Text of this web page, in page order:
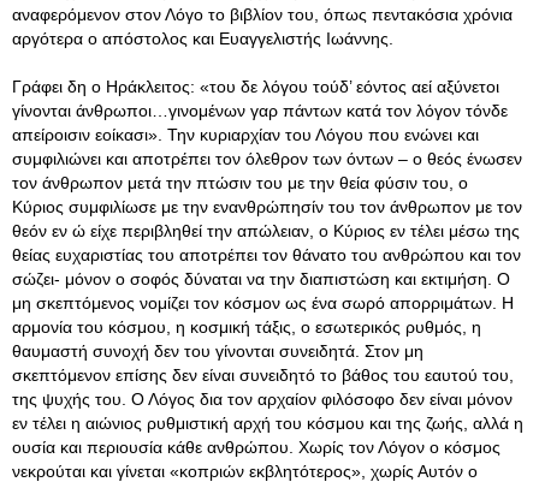
αναφερόμενον στον Λόγο το βιβλίον του, όπως πεντακόσια χρόνια
αργότερα ο απόστολος και Ευαγγελιστής Ιωάννης.
Γράφει δη ο Ηράκλειτος: «του δε λόγου τούδ’ εόντος αεί αξύνετοι
γίνονται άνθρωποι…γινομένων γαρ πάντων κατά τον λόγον τόνδε
απείροισιν εοίκασι». Την κυριαρχίαν του Λόγου που ενώνει και
συμφιλιώνει και αποτρέπει τον όλεθρον των όντων – ο θεός ένωσεν
τον άνθρωπον μετά την πτώσιν του με την θεία φύσιν του, ο
Κύριος συμφιλίωσε με την ενανθρώπησίν του τον άνθρωπον με τον
θεόν εν ώ είχε περιβληθεί την απώλειαν, ο Κύριος εν τέλει μέσω της
θείας ευχαριστίας του αποτρέπει τον θάνατο του ανθρώπου και τον
σώζει- μόνον ο σοφός δύναται να την διαπιστώση και εκτιμήση . Ο
μη σκεπτόμενος νομίζει τον κόσμον ως ένα σωρό απορριμάτων. Η
αρμονία του κόσμου, η κοσμική τάξις, ο εσωτερικός ρυθμός, η
θαυμαστή συνοχή δεν του γίνονται συνειδητά. Στον μη
σκεπτόμενον επίσης δεν είναι συνειδητό το βάθος του εαυτού του,
της ψυχής του. Ο Λόγος δια τον αρχαίον φιλόσοφο δεν είναι μόνον
εν τέλει η αιώνιος ρυθμιστική αρχή του κόσμου και της ζωής, αλλά η
ουσία και περιουσία κάθε ανθρώπου. Χωρίς τον Λόγον ο κόσμος
νεκρούται και γίνεται «κοπριών εκβλητότερος», χωρίς Αυτόν ο